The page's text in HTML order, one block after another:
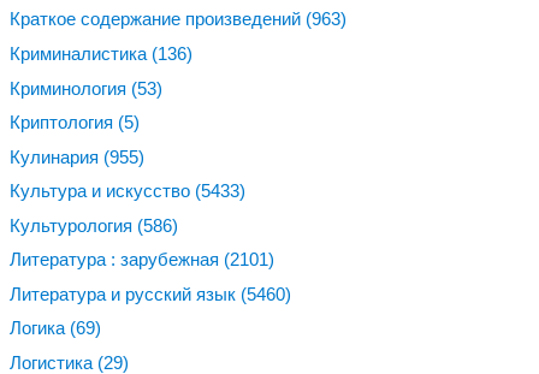
Краткое содержание произведений (963)
Криминалистика (136)
Криминология (53)
Криптология (5)
Кулинария (955)
Культура и искусство (5433)
Культурология (586)
Литература : зарубежная (2101)
Литература и русский язык (5460)
Логика (69)
Логистика (29)